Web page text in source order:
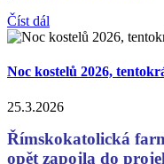
Číst dál
Noc kostelů 2026,
25.3.2026
Římskokatolická
opět zapojla do